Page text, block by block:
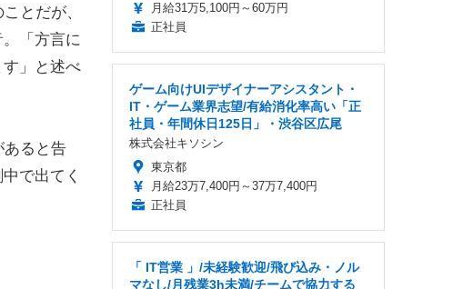
とだが、
「方言に
」と述べ
ると告
で出てく
月給31万5,100円～60万円
正社員
ゲーム向けUIデザイナーアシスタント・
IT・ゲーム業界志望/有給消化率高い「正
社員・年間休日125日」・渋谷区広尾
株式会社キソシン
東京都
月給23万7,400円～37万7,400円
正社員
「 IT営業 」/未経験歓迎/飛び込み・ノル
マなし/月残業3h未満/チームで協力する